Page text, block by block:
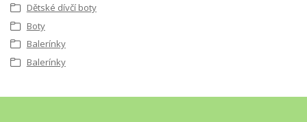
Dětské dívčí boty
Boty
Balerínky
Balerínky